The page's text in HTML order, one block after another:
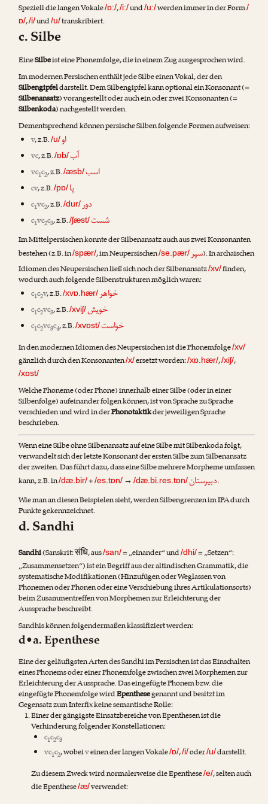
Speziell die langen Vokale/ɒː/,/iː/und/uː/werden immer in der Form/
ɒ/,/i/und/u/transkribiert.
c. Silbe
EineSilbeist eine Phonemfolge, die in einem Zug ausgesprochen wird.
Im modernen Persischen enthält jede Silbe einen Vokal, der den
Silbengipfeldarstellt. Dem Silbengipfel kann optional ein Konsonant (=
Silbenansatz) vorangestellt oder auch ein oder zwei Konsonanten (=
Silbenkoda) nachgestellt werden.
Dementsprechend können persische Silben folgende Formen aufweisen:
v, z.B./u/او
vc, z.B./ɒb/آب
vc1c2, z.B./æsb/اسب
cv, z.B./pɒ/پا
c1vc2, z.B./dur/دور
c1vc2c3, z.B./ʃæst/شست
Im Mittelpersischen konnte der Silbenansatz auch aus zwei Konsonanten
bestehen (z.B. in/spær/, im Neupersischen/se.pær/سپر). In archaischen
Idiomen des Neupersischen ließ sich noch der Silbenansatz/xv/finden,
wodurch auch folgende Silbenstrukturen möglich waren:
c1c2v, z.B./xvɒ.hær/خواهر
c1c2vc3, z.B./xviʃ/خویش
c1c2vc3c4, z.B./xvɒst/خواست
In den modernen Idiomen des Neupersischen ist die Phonemfolge/xv/
gänzlich durch den Konsonanten/x/ersetzt worden:/xɒ.hær/,/xiʃ/,
/xɒst/
Welche Phoneme (oder Phone) innerhalb einer Silbe (oder in einer
Silbenfolge) aufeinander folgen können, ist von Sprache zu Sprache
verschieden und wird in derPhonotaktikder jeweiligen Sprache
beschrieben.
Wenn eine Silbe ohne Silbenansatz auf eine Silbe mit Silbenkoda folgt,
verwandelt sich der letzte Konsonant der ersten Silbe zum Silbenansatz
der zweiten. Das führt dazu, dass eine Silbe mehrere Morpheme umfassen
kann, z.B. in/dæ.bir/+/es.tɒn/→ /dæ.bi.res.tɒn/دبیرستان.
Wie man an diesen Beispielen sieht, werden Silbengrenzen im IPA durch
Punkte gekennzeichnet.
d. Sandhi
Sandhi(Sanskrit:संधि, aus/san/= „einander“ und/dhi/= „Setzen“:
„Zusammensetzen“) ist ein Begriff aus der altindischen Grammatik, die
systematische Modifikationen (Hinzufügen oder Weglassen von
Phonemen oder Phonen oder eine Verschiebung ihres Artikulationsorts)
beim Zusammentreffen von Morphemen zur Erleichterung der
Aussprache beschreibt.
Sandhis können folgendermaßen klassifiziert werden:
d•a. Epenthese
Eine der geläufigsten Arten des Sandhi im Persischen ist das Einschalten
eines Phonems oder einer Phonemfolge zwischen zwei Morphemen zur
Erleichterung der Aussprache. Das eingefügte Phonem bzw. die
eingefügte Phonemfolge wirdEpenthesegenannt und besitzt im
Gegensatz zum Interfix keine semantische Rolle:
Einer der gängigste Einsatzbereiche von Epenthesen ist die
Verhinderung folgender Konstellationen:
c1c2c3
vc1c2, wobeiveinen der langen Vokale/ɒ/,/i/oder/u/darstellt.
Zu diesem Zweck wird normalerweise die Epenthese/e/, selten auch
die Epenthese/æ/verwendet: